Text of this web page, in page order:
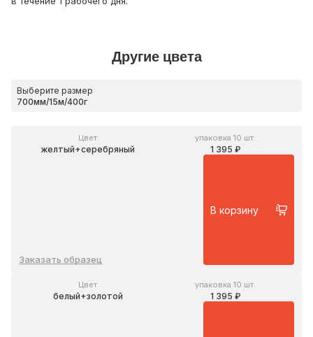
Другие цвета
Выберите размер
Цвет
желтый+серебряный
упаковка 10 шт.
1 395 ₽
Заказать образец
В корзину
Цвет
белый+золотой
упаковка 10 шт.
1 395 ₽